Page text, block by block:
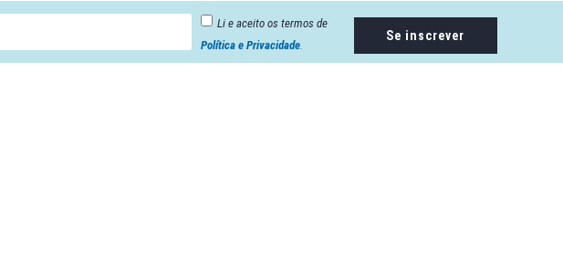
Li e aceito os termos de
Política e Privacidade
Se inscrever